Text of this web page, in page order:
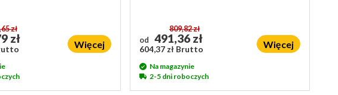
zł
zł Więcej od
809,82 zł
491,36 zł
604,37 zł Brutto Więcej
Na magazynie
2-5 dni roboczych